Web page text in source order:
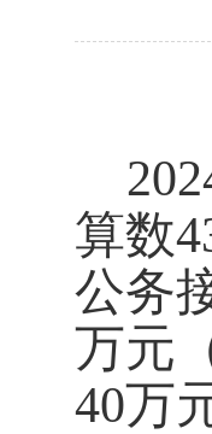
算数
公务
万元
40万